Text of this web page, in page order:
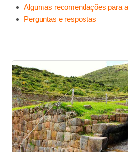
Algumas recomendações para
Perguntas e respostas